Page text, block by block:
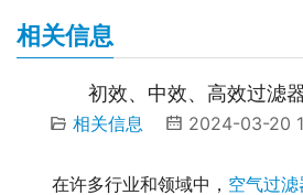
相关信息
初效、中效、高效过滤
相关信息 2024-03-20
在许多行业和领域中， 空气过滤